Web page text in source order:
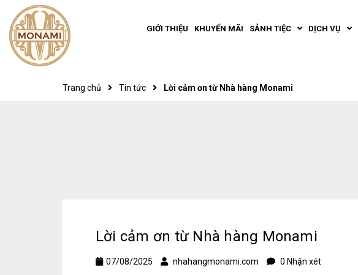
GIỚI THIỆU KHUYẾN MÃI SẢNH TIỆC DỊCH VỤ
Trang chủ Tin tức Lời cảm ơn từ Nhà hàng Monami
Lời cảm ơn từ Nhà hàng Monami
07/08/2025 nhahangmonami.com 0 Nhận xét